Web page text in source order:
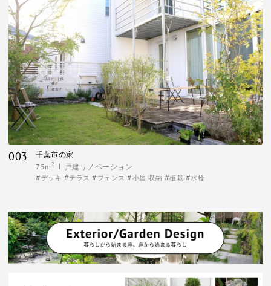
003
千葉市の家
75m2 戸建リノベーション
デッキ テラス フェンス 小屋 収納 植栽 水栓